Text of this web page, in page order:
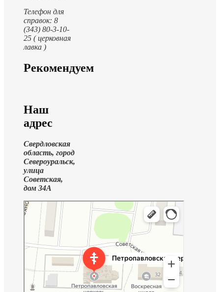
Телефон для
справок: 8
(343) 80-3-10-
25 ( церковная
лавка )
Рекомендуем
Наш
адрес
Свердловская
область, город
Североуральск,
улица
Советская,
дом 34А